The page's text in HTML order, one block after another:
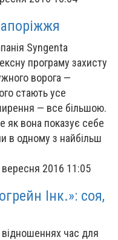
Syngenta
програму захисту
ворога —
стають усе
— все більшою.
як вона показує себе
в одному з найбільш
вересня 2016 11:05
Інк.»: соя,
відношеннях час для